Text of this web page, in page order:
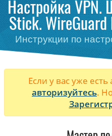
Настройка VPN.
Stick. WireGuard
Инструкции по
Если у вас уже
авторизуйтесь.